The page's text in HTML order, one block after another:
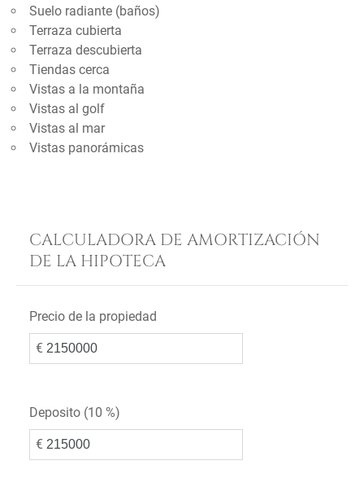
Suelo radiante (baños)
Terraza cubierta
Terraza descubierta
Tiendas cerca
Vistas a la montaña
Vistas al golf
Vistas al mar
Vistas panorámicas
CALCULADORA DE AMORTIZACIÓN
DE LA HIPOTECA
Precio de la propiedad
€
Deposito (10 %)
€